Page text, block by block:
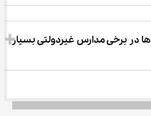
چرا شهریه‌ها در برخی مدارس غیردولتی بسیار